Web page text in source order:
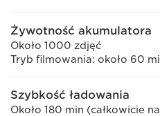
Żywotność akumulatora
Około 1000 zdjęć
Tryb filmowania: około 60
Szybkość ładowania
Około 180 min (całkowicie